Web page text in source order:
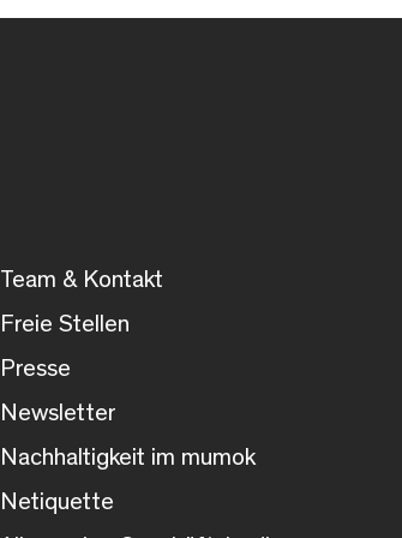
Team & Kontakt
Freie Stellen
Presse
Newsletter
Nachhaltigkeit im mumok
Netiquette